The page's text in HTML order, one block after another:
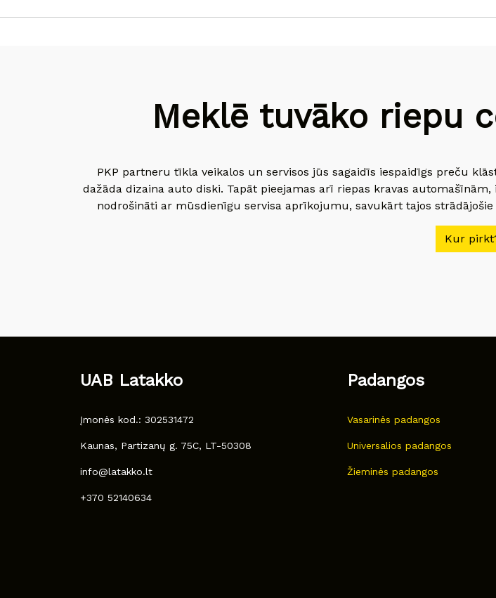
Meklē tuvāko riepu
PKP partneru tīkla veikalos un servisos jūs sagaidīs iespaidīgs preču
dažāda dizaina auto diski. Tapāt pieejamas arī riepas kravas
nodrošināti ar mūsdienīgu servisa aprīkojumu, savukārt tajos
Kur
UAB Latakko
Įmonės kod.: 302531472
Kaunas, Partizanų g. 75C, LT-50308
info@latakko.lt
+370 52140634
Padangos
Vasarinės padangos
Universalios padangos
Žieminės padangos